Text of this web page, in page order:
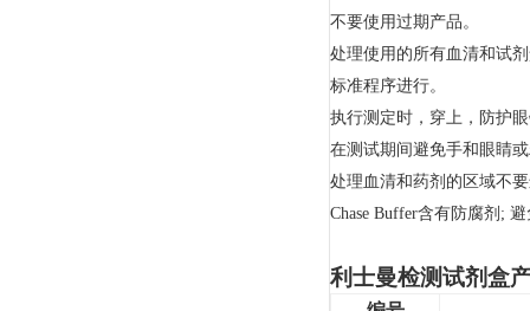
不要使用过期产品。
处理使用的所有血清和试
标准程序进行。
执行测定时，穿上，防护
在测试期间避免手和眼睛
处理血清和药剂的区域不
Chase Buffer含有防腐剂 ; 避
利士曼检测试剂盒